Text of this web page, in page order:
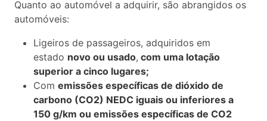
Quanto ao automóvel a adquirir, são abrangidos os
automóveis:
Ligeiros de passageiros, adquiridos em
estado novo ou usado, com uma lotação
superior a cinco lugares;
Com emissões específicas de dióxido de
carbono (CO2) NEDC iguais ou inferiores a
150 g/km ou emissões específicas de CO2